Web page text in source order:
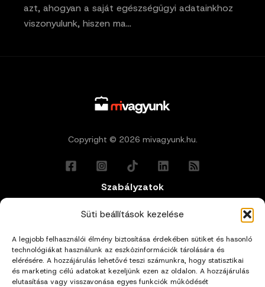
Süti beállítások kezelése
A legjobb felhasználói élmény biztosítása érdekében sütiket és hasonló
technológiákat használunk az eszközinformációk tárolására és
elérésére. A hozzájárulás lehetővé teszi számunkra, hogy statisztikai
és marketing célú adatokat kezeljünk ezen az oldalon. A hozzájárulás
elutasítása vagy visszavonása egyes funkciók működését
azt, ahogyan a saját egészségügyi adatainkhoz
viszonyulunk, hiszen ma…
Copyright © 2026 mivagyunk.hu.
Szabályzatok
Általános Felhasználási Feltételek
Adatkezelési Tájékoztató
Impresszum